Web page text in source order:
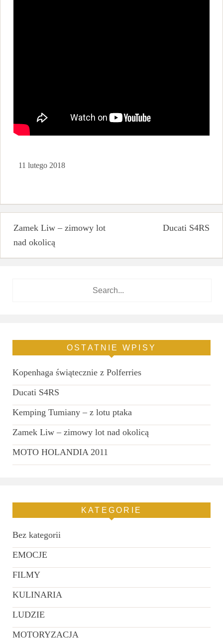
11 lutego 2018
Nawigacja
wpisu
Zamek Liw – zimowy lot
nad okolicą
Ducati S4RS
OSTATNIE WPISY
Kopenhaga świątecznie z Polferries
Ducati S4RS
Kemping Tumiany – z lotu ptaka
Zamek Liw – zimowy lot nad okolicą
MOTO HOLANDIA 2011
KATEGORIE
Bez kategorii
EMOCJE
FILMY
KULINARIA
LUDZIE
MOTORYZACJA